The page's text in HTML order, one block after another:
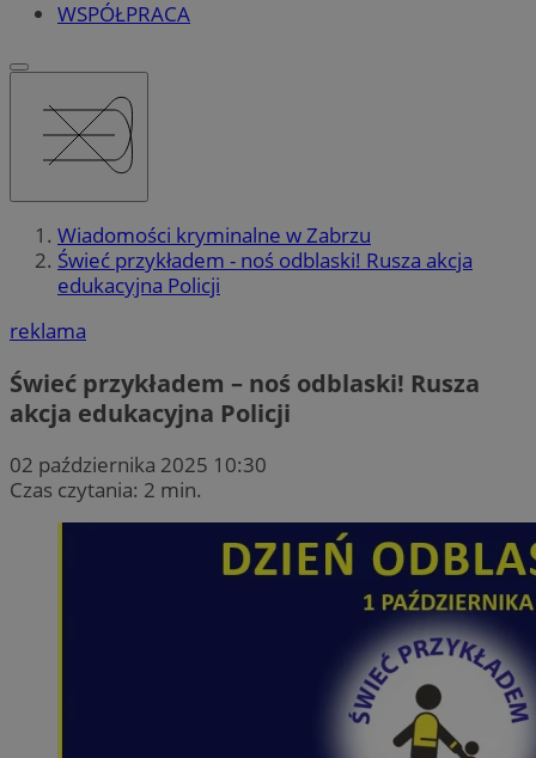
WSPÓŁPRACA
Wiadomości kryminalne w Zabrzu
Świeć przykładem - noś odblaski! Rusza akcja
edukacyjna Policji
reklama
Świeć przykładem – noś odblaski! Rusza
akcja edukacyjna Policji
02 października 2025 10:30
Czas czytania: 2 min.